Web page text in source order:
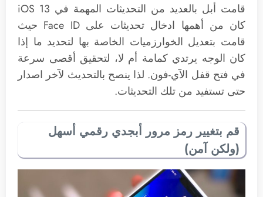
قامت أبل بالعديد من التحديثات المهمة في iOS 13
كان من أهمها ادخال تحديثات على Face ID حيث
قامت بتعديل الخوارزميات الخاصة بها لتحديد ما إذا
كان الوجه يرتدي كمامة أم لا، لتحقيق أقصى سرعة
في فتح قفل الآي-فون. لذا ينصح بالتحديث لآخر اصدار
حتى تستفيد من تلك التحديثات.
قم بتغيير رمز مرور أبجدي رقمي أسهل
(ولكن آمن)